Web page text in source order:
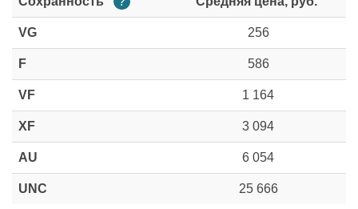
VG 256
F 586
VF 1 164
XF 3 094
AU 6 054
UNC 25 666